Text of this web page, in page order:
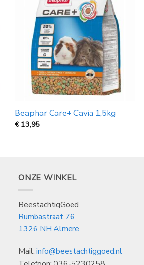
Beaphar Care+ Cavia 1,5kg
€ 13,95
ONZE WINKEL
BeestachtigGoed
Rumbastraat 76
1326 NH Almere
Mail: info@beestachtiggoed.nl